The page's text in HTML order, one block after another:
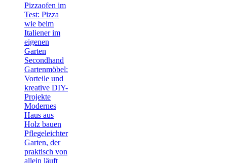
Pizzaofen im
Test: Pizza
wie beim
Italiener im
eigenen
Garten
Secondhand
Gartenmöbel:
Vorteile und
kreative DIY-
Projekte
Modernes
Haus aus
Holz bauen
Pflegeleichter
Garten, der
praktisch von
allein läuft